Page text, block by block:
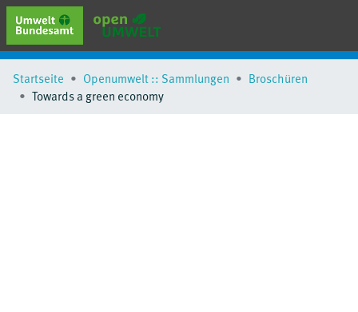
erweiterte Suche
Browse
Startseite Openumwelt :: Sammlungen
Broschüren
Towards a green economy